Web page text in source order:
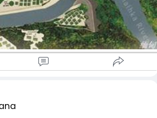
မိတယ်။
တဲ့ဘဝက ကျွန်တော့်ကိုအမြဲအားတက်စေ
ရဲ့ဖော်ရွေရိုးသားမှု၊ မြို့ရဲ့တည်ငြိမ်တဲ့
တဲ့သယ်ယူပို့ဆောင်ရေး၊ လုံခြုံတဲ့ငွေကြေး
နေမှုပုံစံအားလုံးက ကျွန်တော့်ကို
ျားကြီးပေးထားတယ်။ ဒီမှာတည်ငြိမ်စွာ
စနစ်အသုံးပြုမှုအတွေ့အကြုံတွေကို ကိုယ့်
က်ပြန်မျှဝေချင်တယ်။
ခရီးသွားလုပ်ငန်းတွေ ပိုမိုဖလှယ်နိုင်မယ်လို့
ဒါမှ နှစ်နိုင်ငံရဲ့ ချစ်ကြည်ရင်းနှီးမှု ပိုမို
ငံတစ်နိုင်ငံချင်းစီရဲ့ ထူးခြားတဲ့ ဆွဲဆောင်မှုကို
ာပါ။
၏ ဖွံ့ဖြိုးတိုးတက်မှုအတွက် လိုအပ်ချက်များကို မ
သော် ရာစုနှစ်ကျော်ကြာ တရုတ်နိုင်ငံ၏
ားသည် တောင်တေ#မြန်မာ#ပြည်ထောင်စု